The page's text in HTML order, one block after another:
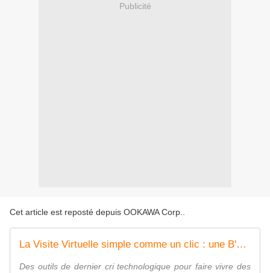
Publicité
Cet article est reposté depuis OOKAWA Corp.
La Visite Virtuelle simple comme un clic : une B'360 pour chaque scène de la vie
Des outils de dernier cri technologique pour faire vivre des